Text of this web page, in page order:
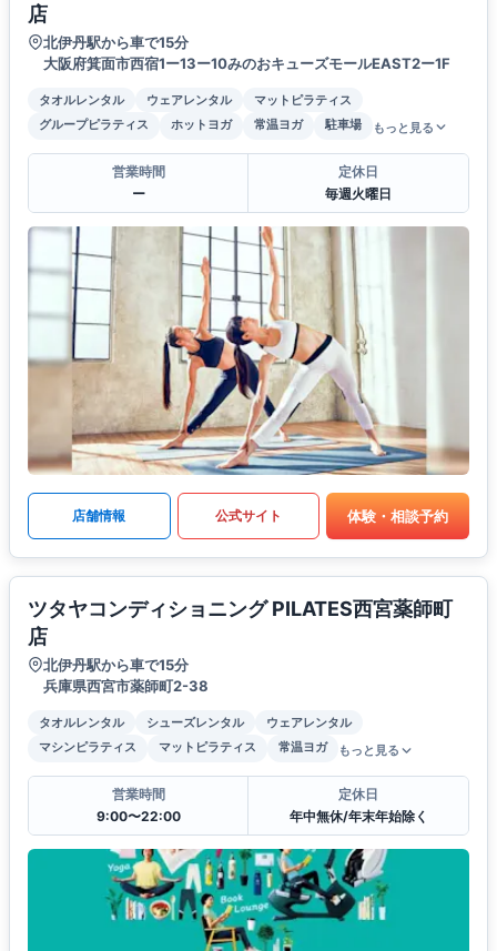
店
北伊丹駅から車で15分
大阪府箕面市西宿1ー13ー10みのおキューズモールEAST2ー1F
タオルレンタル ウェアレンタル
マットピラティス
グループピラティス
ホットヨガ 常温ヨガ 駐車場 もっと見る
営業時間
ー
定休日
毎週火曜日
店舗情報 公式サイト 体験・相談予約
ツタヤコンディショニング PILATES西宮薬師町
店
北伊丹駅から車で15分
兵庫県西宮市薬師町2-38
タオルレンタル シューズレンタル
ウェアレンタル
マシンピラティス
マットピラティス 常温ヨガ もっと見る
営業時間
9:00〜22:00
定休日
年中無休/年末年始除く